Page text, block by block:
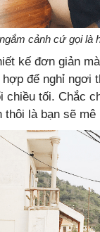
cảnh cứ gọi là
kế đơn giản
để nghỉ ngơi
chiều tối. Chắc
thôi là bạn sẽ